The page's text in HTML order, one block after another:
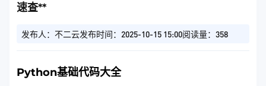
速查**
发布人：不二云发布时间：2025-10-15 15:00阅读量：358
Python基础代码大全